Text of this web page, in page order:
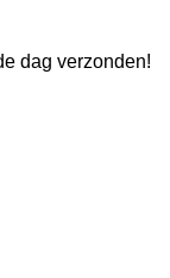
dag verzonden!